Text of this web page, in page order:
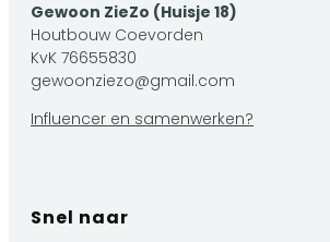
Gewoon ZieZo (Huisje 18)
Houtbouw Coevorden
KvK 76655830
gewoonziezo@gmail.com
Influencer en samenwerken?
Snel naar